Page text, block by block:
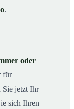
.
oder
für
Sie jetzt Ihr
sich Ihren